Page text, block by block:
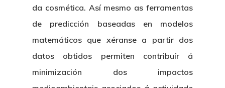
da cosmética. Así mesmo as ferramentas
de predicción baseadas en modelos
matemáticos que xéranse a partir dos
datos obtidos permiten contribuír á
minimización dos impactos
Organización
Directorio De Personal
Patronato
Identidad Corporativa
Novedades
Actualidad
Proyectos
Publicaciones